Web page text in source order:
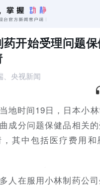
药开始受理问题
、央视新闻
地时间19日，日本小
成分问题保健品相关
其中包括医疗费用和
人在服用小林制药公